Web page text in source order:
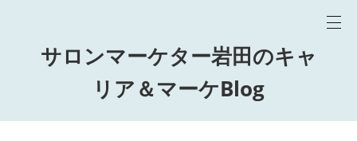
サロンマーケター岩田のキャ
リア＆マーケBlog